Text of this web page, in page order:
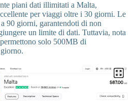
piani dati illimitati a Malta,
per viaggi oltre i 30 giorni. Le
90 giorni, garantendoti di non
un limite di dati. Tuttavia, nota
solo 500MB di